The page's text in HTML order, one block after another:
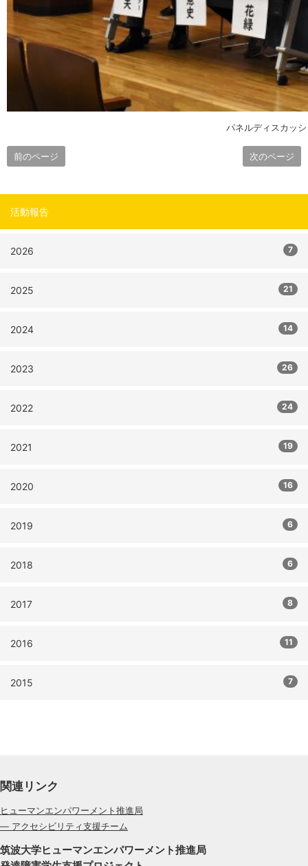
パネルディスカッ
前のページ 次のページ
活動報告
2026 7
2025 21
2024 14
2023 26
2022 24
2021 19
2020 16
2019 6
2018 6
2017 8
2016 11
2015 7
関連リンク
ヒューマンエンパワーメント推進局
— アクセシビリティ支援チーム
筑波大学ヒューマンエンパワーメント推進局